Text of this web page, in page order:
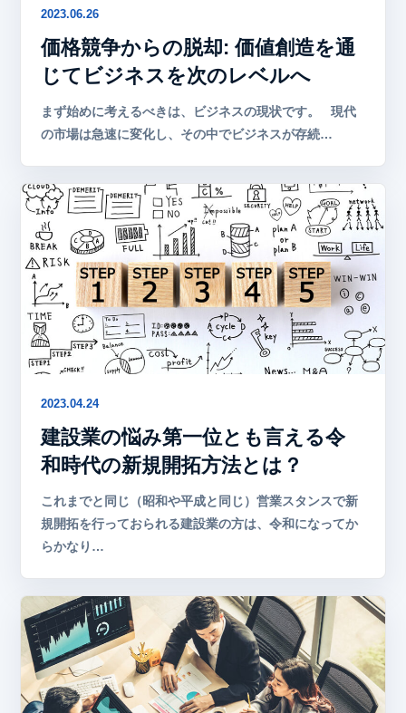
2023.06.26
価格競争からの脱却: 価値創造を通
じてビジネスを次のレベルへ
まず始めに考えるべきは、ビジネスの現状です。 現代
の市場は急速に変化し、その中でビジネスが存続…
2023.04.24
建設業の悩み第一位とも言える令
和時代の新規開拓方法とは？
これまでと同じ（昭和や平成と同じ）営業スタンスで新
規開拓を行っておられる建設業の方は、令和になってか
らかなり…